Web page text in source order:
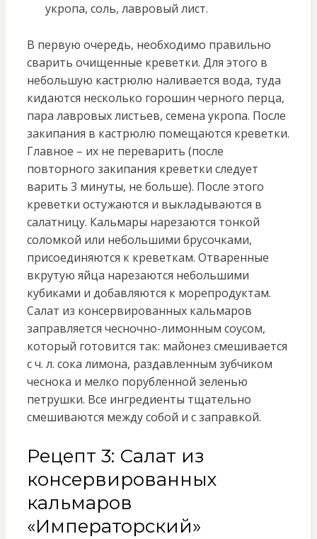
укропа, соль, лавровый лист.
В первую очередь, необходимо правильно
сварить очищенные креветки. Для этого в
небольшую кастрюлю наливается вода, туда
кидаются несколько горошин черного перца,
пара лавровых листьев, семена укропа. После
закипания в кастрюлю помещаются креветки.
Главное – их не переварить (после
повторного закипания креветки следует
варить 3 минуты, не больше). После этого
креветки остужаются и выкладываются в
салатницу. Кальмары нарезаются тонкой
соломкой или небольшими брусочками,
присоединяются к креветкам. Отваренные
вкрутую яйца нарезаются небольшими
кубиками и добавляются к морепродуктам.
Салат из консервированных кальмаров
заправляется чесночно-лимонным соусом,
который готовится так: майонез смешивается
с ч. л. сока лимона, раздавленным зубчиком
чеснока и мелко порубленной зеленью
петрушки. Все ингредиенты тщательно
смешиваются между собой и с заправкой.
Рецепт 3: Салат из
консервированных
кальмаров
«Императорский»